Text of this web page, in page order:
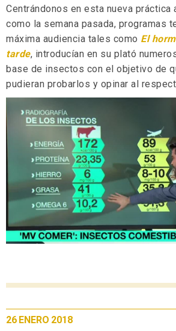
Centrándonos en esta nueva práctica
como la semana pasada, programas
máxima audiencia tales como El
tarde, introducían en su plató
base de insectos con el objetivo de
pudieran probarlos y opinar al
26 ENERO 2018